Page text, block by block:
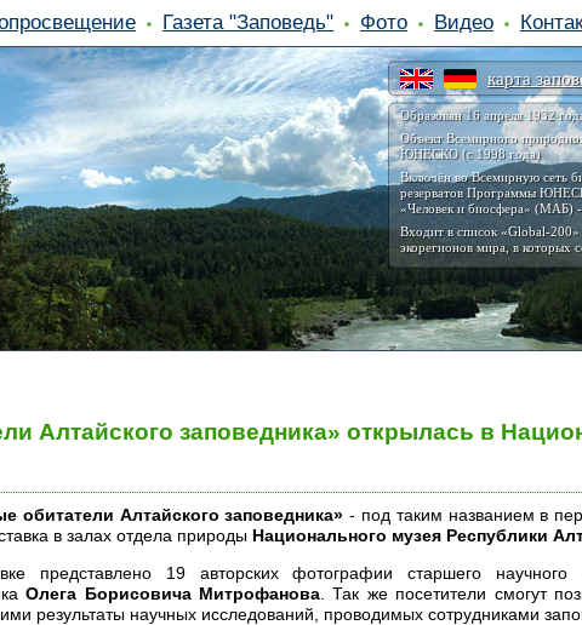
карта
Образован 16 апреля 1932
Объект Всемирного
ЮНЕСКО (с 1998 года)
Включён во Всемирную сеть
резерватов Программы
«Человек и биосфера» (МАБ)
Входит в список «Global-
экорегионов мира, в которых
Газета "Заповедь" Фото Видео
Алтайского заповедника» открылась в
обитатели Алтайского заповедника» - под таким названием в
в залах отдела природы Национального музея Республики
представлено 19 авторских фотографии старшего научного
Олега Борисовича Митрофанова . Так же посетители смогут
результаты научных исследований, проводимых сотрудниками